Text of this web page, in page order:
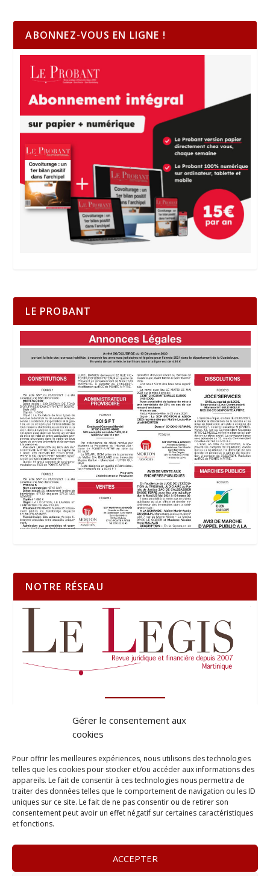
Gérer le consentement aux
cookies
Pour offrir les meilleures expériences, nous utilisons des technologies
telles que les cookies pour stocker et/ou accéder aux informations des
appareils. Le fait de consentir à ces technologies nous permettra de
traiter des données telles que le comportement de navigation ou les ID
uniques sur ce site. Le fait de ne pas consentir ou de retirer son
consentement peut avoir un effet négatif sur certaines caractéristiques
et fonctions.
ACCEPTER
ABONNEZ-VOUS EN LIGNE !
LE PROBANT
NOTRE RÉSEAU